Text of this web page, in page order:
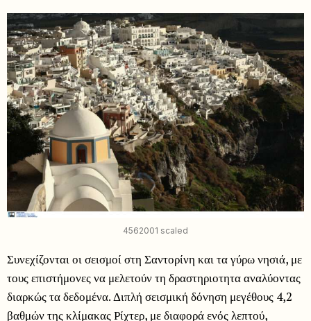
4562001 scaled
Συνεχίζονται οι σεισμοί στη Σαντορίνη και τα γύρω νησιά, με
τους επιστήμονες να μελετούν τη δραστηριοτητα αναλύοντας
διαρκώς τα δεδομένα. Διπλή σεισμική δόνηση μεγέθους 4,2
βαθμών της κλίμακας Ρίχτερ, με διαφορά ενός λεπτού,